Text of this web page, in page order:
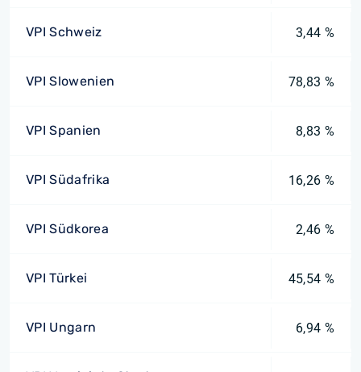
VPI Schweiz 3,44 %
VPI Slowenien 78,83 %
VPI Spanien 8,83 %
VPI Südafrika 16,26 %
VPI Südkorea 2,46 %
VPI Türkei 45,54 %
VPI Ungarn 6,94 %